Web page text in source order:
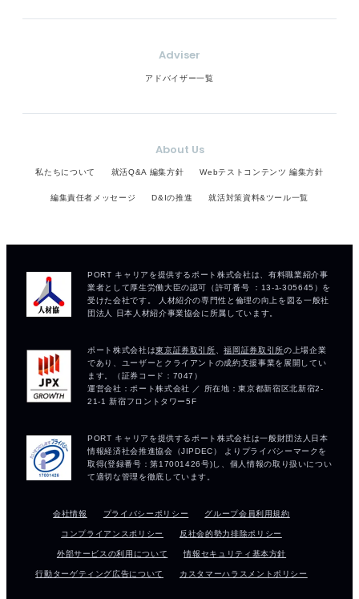
Adviser
アドバイザー一覧
About Us
私たちについて 就活Q&A 編集方針 Webテストコンテンツ 編集方針
編集責任者メッセージ D&Iの推進 就活対策資料&ツール一覧
会社情報 プライバシーポリシー グループ会員利用規約
コンプライアンスポリシー 反社会的勢力排除ポリシー
外部サービスの利用について 情報セキュリティ基本方針
行動ターゲティング広告について カスタマーハラスメントポリシー